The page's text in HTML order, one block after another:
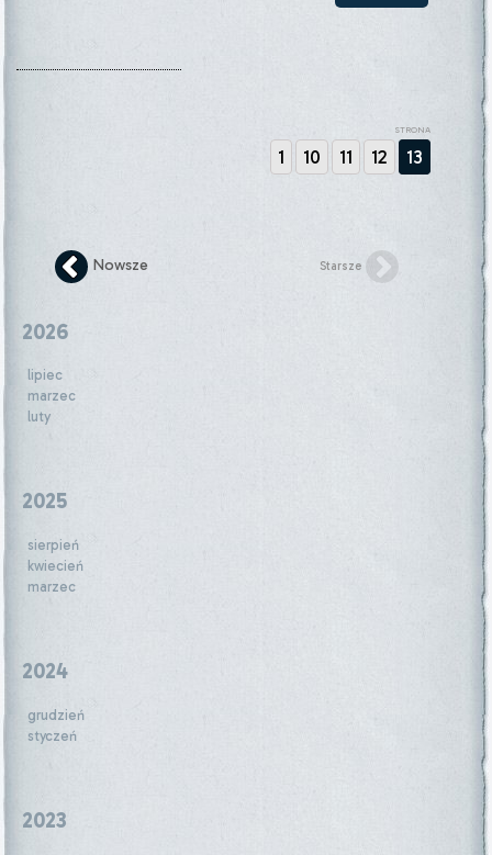
STRONA
1 10 11 12 13
Nowsze Starsze
2026
lipiec
marzec
luty
2025
sierpień
kwiecień
marzec
2024
grudzień
styczeń
2023